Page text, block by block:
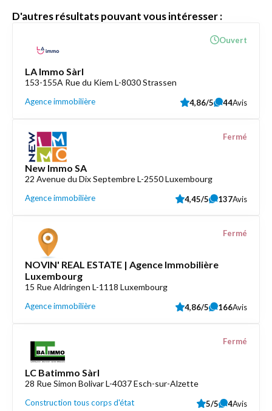
D'autres résultats pouvant vous intéresser :
LA Immo Sàrl
153-155A Rue du Kiem L-8030 Strassen
Agence immobilière
Ouvert
4,86/5 44Avis
New Immo SA
22 Avenue du Dix Septembre L-2550 Luxembourg
Agence immobilière
Fermé
4,45/5 137Avis
NOVIN' REAL ESTATE | Agence Immobilière
Luxembourg
15 Rue Aldringen L-1118 Luxembourg
Agence immobilière
Fermé
4,86/5 166Avis
LC Batimmo Sàrl
28 Rue Simon Bolivar L-4037 Esch-sur-Alzette
Construction tous corps d'état
Fermé
5/5 4Avis